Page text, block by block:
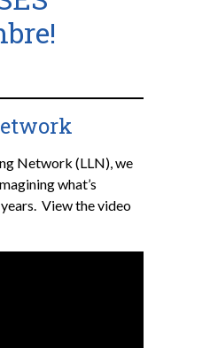
Network (LLN), we
what’s
View the video